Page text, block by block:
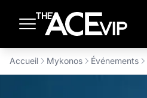
Accueil Mykonos Événements